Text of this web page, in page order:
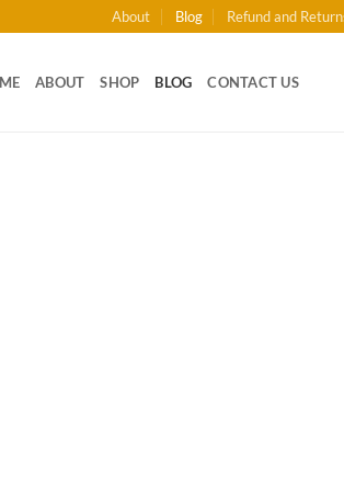
About Blog Refund and
ABOUT SHOP BLOG CONTACT US